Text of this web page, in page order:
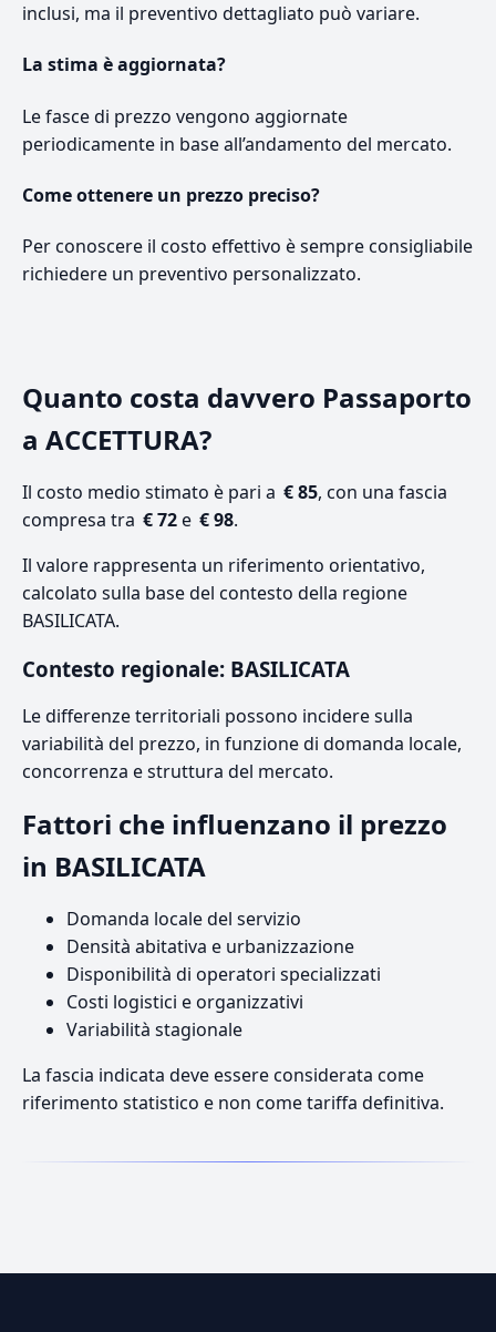
inclusi, ma il preventivo dettagliato può variare.
La stima è aggiornata?
Le fasce di prezzo vengono aggiornate
periodicamente in base all’andamento del mercato.
Come ottenere un prezzo preciso?
Per conoscere il costo effettivo è sempre consigliabile
richiedere un preventivo personalizzato.
Quanto costa davvero Passaporto
a ACCETTURA?
Il costo medio stimato è pari a € 85, con una fascia
compresa tra € 72e € 98.
Il valore rappresenta un riferimento orientativo,
calcolato sulla base del contesto della regione
BASILICATA.
Contesto regionale: BASILICATA
Le differenze territoriali possono incidere sulla
variabilità del prezzo, in funzione di domanda locale,
concorrenza e struttura del mercato.
Fattori che influenzano il prezzo
in BASILICATA
Domanda locale del servizio
Densità abitativa e urbanizzazione
Disponibilità di operatori specializzati
Costi logistici e organizzativi
Variabilità stagionale
La fascia indicata deve essere considerata come
riferimento statistico e non come tariffa definitiva.